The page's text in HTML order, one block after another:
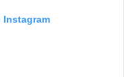
Instagram